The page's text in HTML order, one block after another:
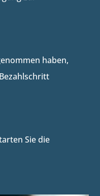
haben,
Sie die